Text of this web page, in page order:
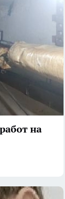
на